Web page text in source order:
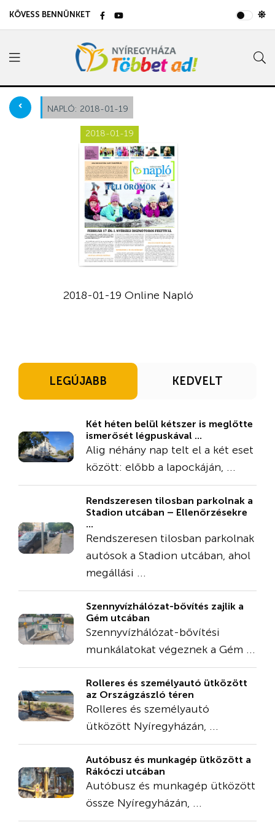
KÖVESS BENNÜNKET
NAPLÓ: 2018-01-19
2018-01-19
2018-01-19 Online Napló
LEGÚJABB KEDVELT
Két héten belül kétszer is meglőtte
ismerősét légpuskával ...
Alig néhány nap telt el a két eset
között: előbb a lapockáján, ...
Rendszeresen tilosban parkolnak a
Stadion utcában – Ellenőrzésekre
...
Rendszeresen tilosban parkolnak
autósok a Stadion utcában, ahol
megállási ...
Szennyvízhálózat-bővítés zajlik a
Gém utcában
Szennyvízhálózat-bővítési
munkálatokat végeznek a Gém ...
Rolleres és személyautó ütközött
az Országzászló téren
Rolleres és személyautó
ütközött Nyíregyházán, ...
Autóbusz és munkagép ütközött a
Rákóczi utcában
Autóbusz és munkagép ütközött
össze Nyíregyházán, ...